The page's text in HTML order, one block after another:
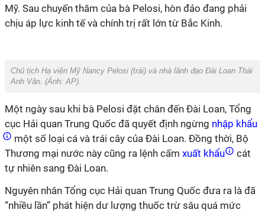
Mỹ. Sau chuyến thăm của bà Pelosi, hòn đảo đang phải
chịu áp lực kinh tế và chính trị rất lớn từ Bắc Kinh.
Chủ tịch Hạ viện Mỹ Nancy Pelosi (trái) và nhà lãnh đạo Đài Loan Thái
Anh Văn. (Ảnh:AP).
Một ngày sau khi bà Pelosi đặt chân đến Đài Loan, Tổng
cục Hải quan Trung Quốc đã quyết định ngừng nhập khẩu
một số loại cá và trái cây của Đài Loan. Đồng thời, Bộ
Thương mại nước này cũng ra lệnh cấm xuất khẩu
cát
tự nhiên sang Đài Loan.
Nguyên nhân Tổng cục Hải quan Trung Quốc đưa ra là đã
“nhiều lần” phát hiện dư lượng thuốc trừ sâu quá mức